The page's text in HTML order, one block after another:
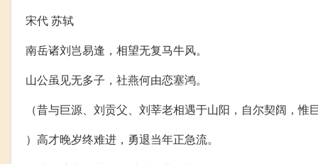
宋代 苏轼
南岳诸刘岂易逢，相望无复马牛风。
山公虽见无多子，社燕何由恋塞鸿。
（昔与巨源、刘贡父、刘莘老相遇于山阳，自尔契阔，惟
）高才晚岁终难进，勇退当年正急流。